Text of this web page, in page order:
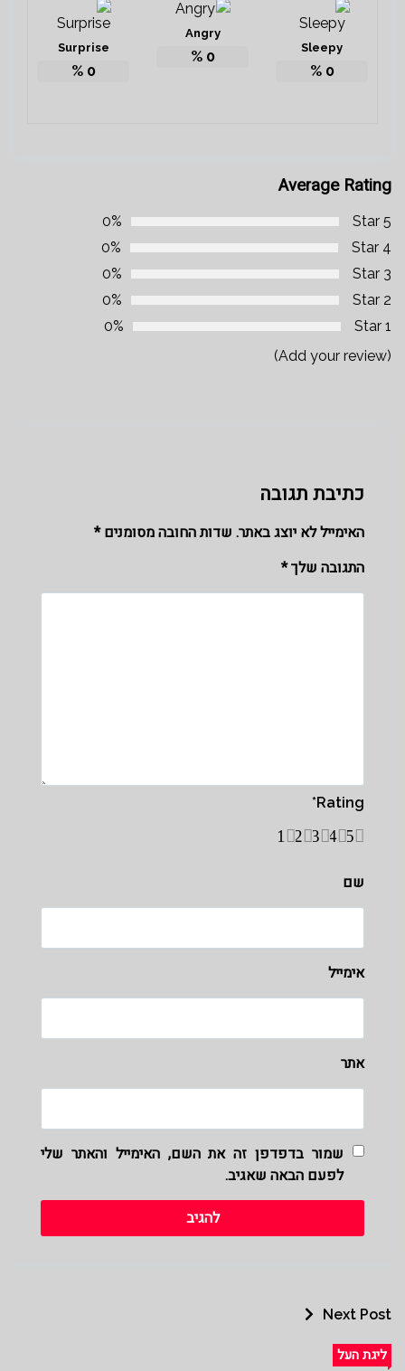
Sleepy
0
%
Angry
0
%
Surprise
0
%
Average Rating
5 Star
0%
4 Star
0%
3 Star
0%
2 Star
0%
1 Star
0%
(Add your review)
כתיבת תגובה
האימייל לא יוצג באתר. שדות החובה מסומנים*
התגובה שלך*
Rating
*
5
4
3
2
1
שם
אימייל
אתר
שמור בדפדפן זה את השם, האימייל והאתר שלי
לפעם הבאה שאגיב.
Next Post
ליגת העל